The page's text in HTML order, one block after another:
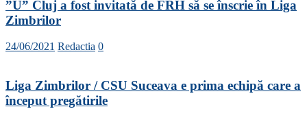
”U” Cluj a fost invitată de FRH să se înscrie în Liga
Zimbrilor
24/06/2021 Redactia 0
Liga Zimbrilor / CSU Suceava e prima echipă care a
început pregătirile